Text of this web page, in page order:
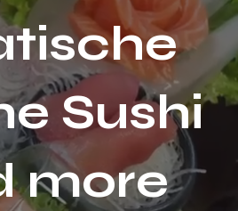
Sushi
more